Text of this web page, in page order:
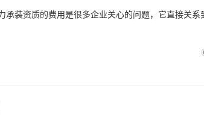
装资质的费用是很多企业关心的问题，它直接关系